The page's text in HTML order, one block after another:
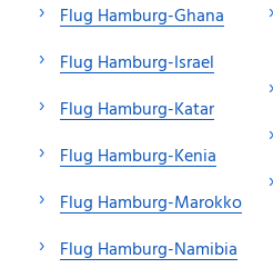
Flug Hamburg-Ghana
Flug Hamburg-Israel
Flug Hamburg-Katar
Flug Hamburg-Kenia
Flug Hamburg-Marokko
Flug Hamburg-Namibia